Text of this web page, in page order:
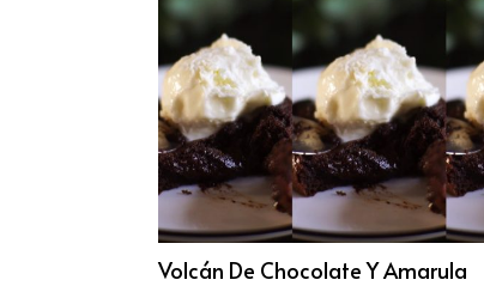
Volcán De Chocolate Y Amarula